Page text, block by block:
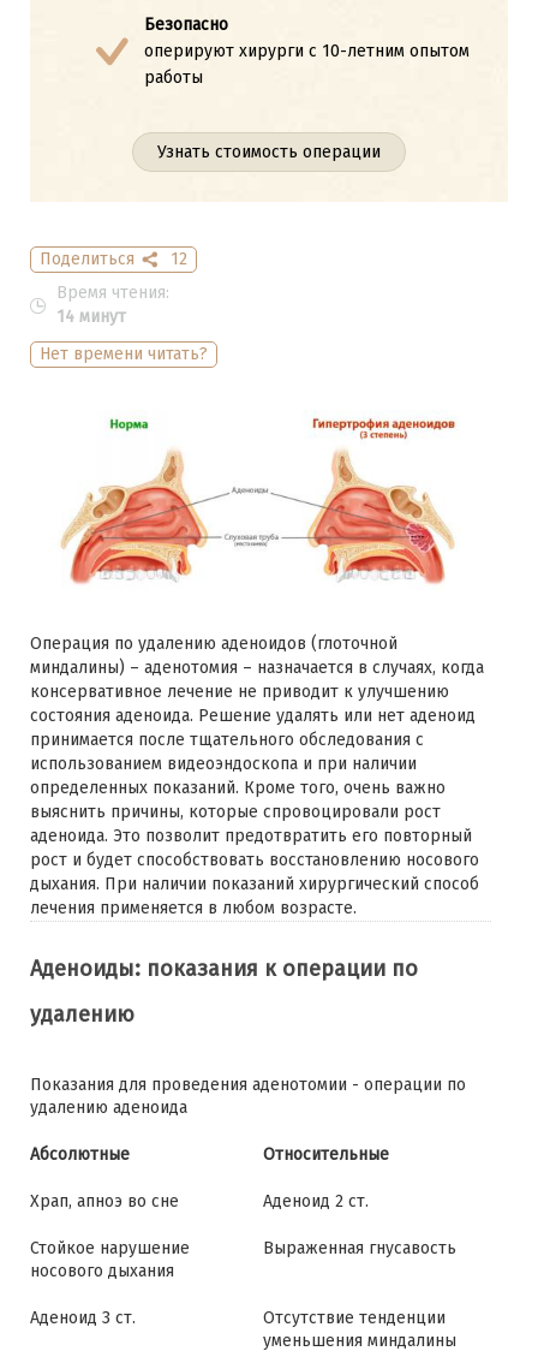
Безопасно
оперируют хирурги с 10-летним опытом
работы
Узнать стоимость операции
Поделиться
12
Время чтения:
14 минут
Нет времени читать?
Операция по удалению аденоидов (глоточной
миндалины) – аденотомия – назначается в случаях, когда
консервативное лечение не приводит к улучшению
состояния аденоида. Решение удалять или нет аденоид
принимается после тщательного обследования с
использованием видеоэндоскопа и при наличии
определенных показаний. Кроме того, очень важно
выяснить причины, которые спровоцировали рост
аденоида. Это позволит предотвратить его повторный
рост и будет способствовать восстановлению носового
дыхания. При наличии показаний хирургический способ
лечения применяется в любом возрасте.
Аденоиды: показания к операции по
удалению
Показания для проведения аденотомии - операции по
удалению аденоида
Абсолютные Относительные
Храп, апноэ во сне Аденоид 2 ст.
Стойкое нарушение
носового дыхания
Выраженная гнусавость
Аденоид 3 ст.
Отсутствие тенденции
уменьшения миндалины